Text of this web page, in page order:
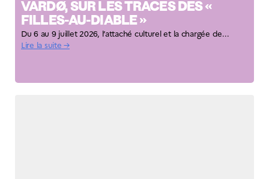
VARDØ, SUR LES TRACES DES «
FILLES-AU-DIABLE »
Du 6 au 9 juillet 2026, l’attaché culturel et la chargée de...
Lire la suite →